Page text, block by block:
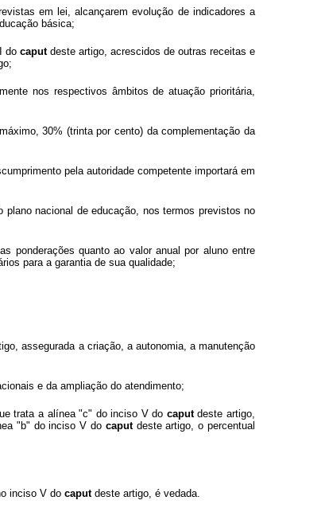
em lei, alcançarem evolução de indicadores a
básica;
do caputdeste artigo, acrescidos de outras receitas e
nos respectivos âmbitos de atuação prioritária,
30% (trinta por cento) da complementação da
pela autoridade competente importará em
nacional de educação, nos termos previstos no
ponderações quanto ao valor anual por aluno entre
para a garantia de sua qualidade;
assegurada a criação, a autonomia, a manutenção
e da ampliação do atendimento;
trata a alínea "c" do inciso V do caputdeste artigo,
"b" do inciso V do caput deste artigo, o percentual
inciso V do caputdeste artigo, é vedada.